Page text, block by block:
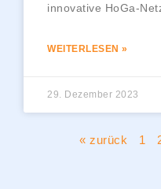
innovative HoGa-
WEITERLESEN »
29. Dezember 2023
« zurück 1